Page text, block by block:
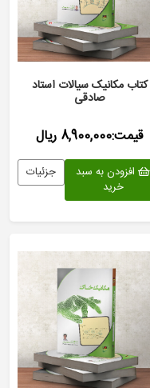
کتاب مکانیک سیالات استاد
صادقی
قیمت:8,900,000 ریال
افزودن به سبد
خرید
جزئیات